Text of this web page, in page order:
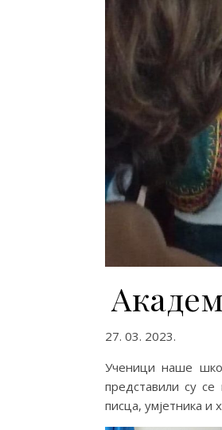
27. 03. 2023.
Учeници нaшe
прeдстaвили су
писцa, умjeтникa и